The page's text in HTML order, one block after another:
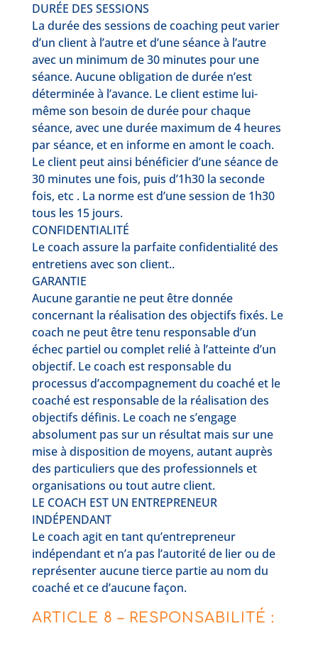
DURÉE DES SESSIONS
La durée des sessions de coaching peut varier
d’un client à l’autre et d’une séance à l’autre
avec un minimum de 30 minutes pour une
séance. Aucune obligation de durée n’est
déterminée à l’avance. Le client estime lui-
même son besoin de durée pour chaque
séance, avec une durée maximum de 4 heures
par séance, et en informe en amont le coach.
Le client peut ainsi bénéficier d’une séance de
30 minutes une fois, puis d’1h30 la seconde
fois, etc . La norme est d’une session de 1h30
tous les 15 jours.
CONFIDENTIALITÉ
Le coach assure la parfaite confidentialité des
entretiens avec son client..
GARANTIE
Aucune garantie ne peut être donnée
concernant la réalisation des objectifs fixés. Le
coach ne peut être tenu responsable d’un
échec partiel ou complet relié à l’atteinte d’un
objectif. Le coach est responsable du
processus d’accompagnement du coaché et le
coaché est responsable de la réalisation des
objectifs définis. Le coach ne s’engage
absolument pas sur un résultat mais sur une
mise à disposition de moyens, autant auprès
des particuliers que des professionnels et
organisations ou tout autre client.
LE COACH EST UN ENTREPRENEUR
INDÉPENDANT
Le coach agit en tant qu’entrepreneur
indépendant et n’a pas l’autorité de lier ou de
représenter aucune tierce partie au nom du
coaché et ce d’aucune façon.
ARTICLE 8 – RESPONSABILITÉ :